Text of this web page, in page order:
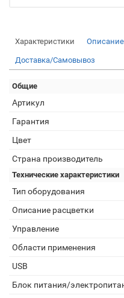
Характеристики Описание
Доставка/Самовывоз
Общие
Артикул
Гарантия
Цвет
Страна производитель
Технические характеристики
Тип оборудования
Описание расцветки
Управление
Области применения
USB
Блок питания/